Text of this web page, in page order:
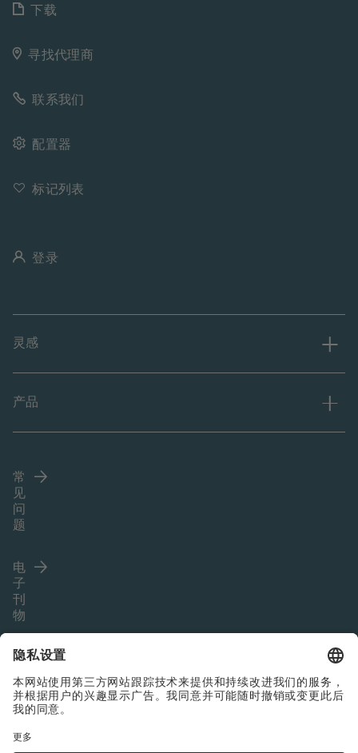
下载
寻找代理商
联系我们
配置器
标记列表
登录
灵感
产品
常
见
问
题
电
子
刊
物
Language (ZH)